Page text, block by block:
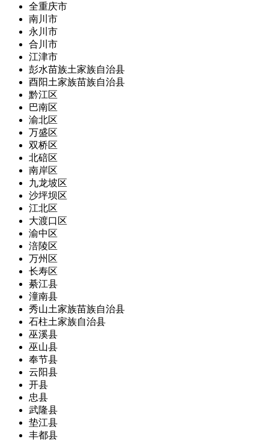
全重庆市
南川市
永川市
合川市
江津市
彭水苗族土家族自治县
酉阳土家族苗族自治县
黔江区
巴南区
渝北区
万盛区
双桥区
北碚区
南岸区
九龙坡区
沙坪坝区
江北区
大渡口区
渝中区
涪陵区
万州区
长寿区
綦江县
潼南县
秀山土家族苗族自治县
石柱土家族自治县
巫溪县
巫山县
奉节县
云阳县
开县
忠县
武隆县
垫江县
丰都县